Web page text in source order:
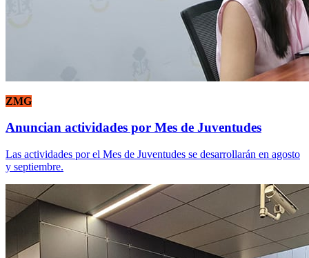
ZMG
Anuncian actividades por Mes de Juventudes
Las actividades por el Mes de Juventudes se desarrollarán en agosto
y septiembre.